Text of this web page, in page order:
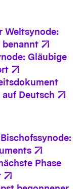
Weltsynode:
benannt
Gläubige
Deutsch
Phase